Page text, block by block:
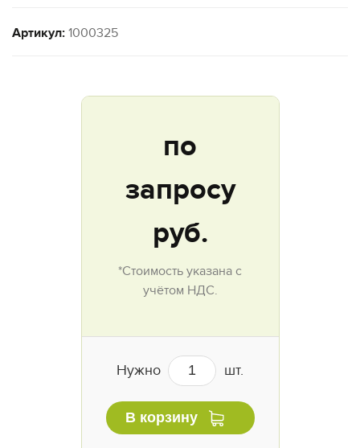
Артикул: 1000325
по
запросу
руб.
*Стоимость указана с
учётом НДС.
Нужно шт.
В корзину